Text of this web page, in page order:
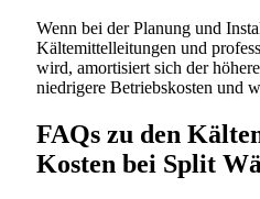
Wenn bei der Planung und
Kältemittelleitungen und
wird, amortisiert sich der
niedrigere Betriebskosten und
FAQs zu den
Kosten bei Split